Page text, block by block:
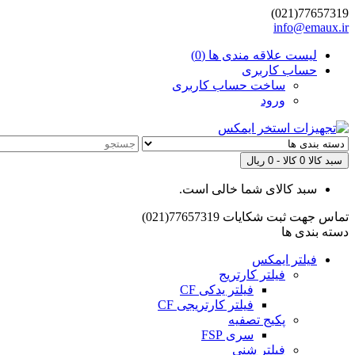
77657319(021)
info@emaux.ir
لیست علاقه مندی ها (0)
حساب کاربری
ساخت حساب کاربری
ورود
سبد کالا 0 کالا - 0 ریال
سبد کالای شما خالی است.
تماس جهت ثبت شکایات 77657319(021)
دسته بندی ها
فیلتر ایمکس
فیلتر کارتریج
فیلتر یدکی CF
فیلتر کارتریجی CF
پکیج تصفیه
سری FSP
فیلتر شنی